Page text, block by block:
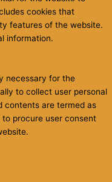
cookies that
features of the website.
information.
necessary for the
to collect user personal
contents are termed as
procure user consent